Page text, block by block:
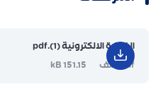
الفوترة الالكترونية (1).pdf
pdf ملف
151.15 kB